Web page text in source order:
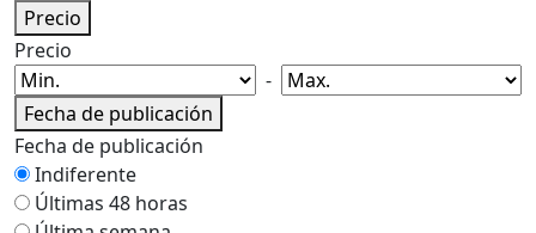
Precio
Precio
-
Fecha de publicación
Fecha de publicación
Indiferente
Últimas 48 horas